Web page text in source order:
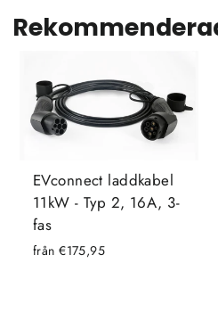
EVconnect laddkabel
11kW - Typ 2, 16A, 3-
fas
från €175,95